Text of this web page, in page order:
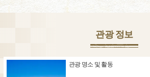
관광 정보
관광 명소 및 활동